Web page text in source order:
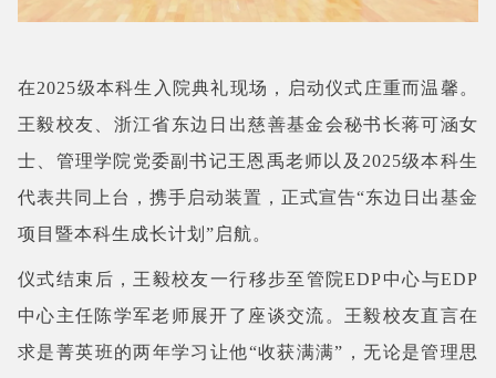
在2025级本科生入院典礼现场，启动仪式庄重而温馨。
王毅校友、浙江省东边日出慈善基金会秘书长蒋可涵女
士、管理学院党委副书记王恩禹老师以及2025级本科生
代表共同上台，携手启动装置，正式宣告“东边日出基金
项目暨本科生成长计划”启航。
仪式结束后，王毅校友一行移步至管院EDP中心与EDP
中心主任陈学军老师展开了座谈交流。王毅校友直言在
求是菁英班的两年学习让他“收获满满”，无论是管理思